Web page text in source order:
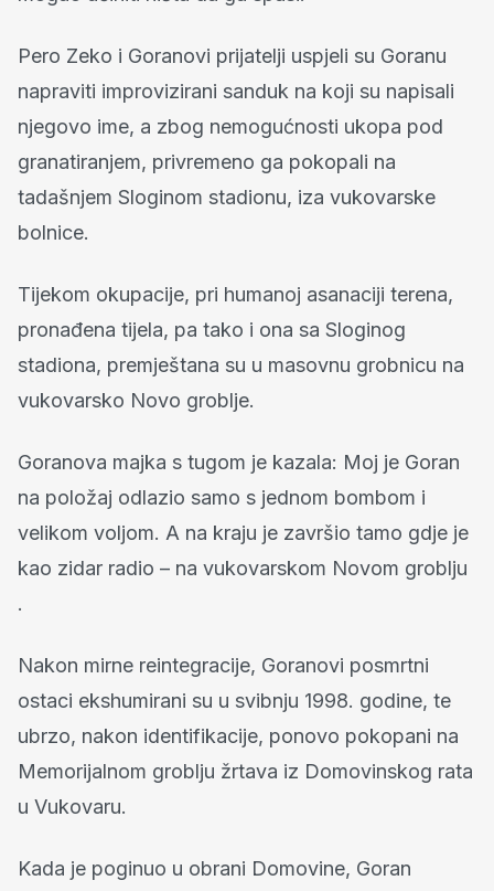
Pero Zeko i Goranovi prijatelji uspjeli su Goranu
napraviti improvizirani sanduk na koji su napisali
njegovo ime, a zbog nemogućnosti ukopa pod
granatiranjem, privremeno ga pokopali na
tadašnjem Sloginom stadionu, iza vukovarske
bolnice.
Tijekom okupacije, pri humanoj asanaciji terena,
pronađena tijela, pa tako i ona sa Sloginog
stadiona, premještana su u masovnu grobnicu na
vukovarsko Novo groblje.
Goranova majka s tugom je kazala: Moj je Goran
na položaj odlazio samo s jednom bombom i
velikom voljom. A na kraju je završio tamo gdje je
kao zidar radio – na vukovarskom Novom groblju
.
Nakon mirne reintegracije, Goranovi posmrtni
ostaci ekshumirani su u svibnju 1998. godine, te
ubrzo, nakon identifikacije, ponovo pokopani na
Memorijalnom groblju žrtava iz Domovinskog rata
u Vukovaru.
Kada je poginuo u obrani Domovine, Goran